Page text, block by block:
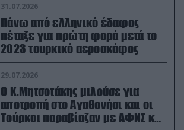
31.07.2026
Πάνω από ελληνικό έδαφος
πέταξε για πρώτη φορά μετά το
2023 τουρκικό αεροσκάφος
29.07.2026
Ο Κ.Μητσοτάκης μιλούσε για
αποτροπή στο Αγαθονήσι και οι
Τούρκοι παραβίαζαν με ΑΦΝΣ και